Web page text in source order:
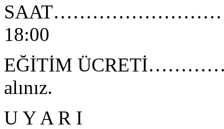
18:00
EĞİTİM
alınız.
U Y A R I